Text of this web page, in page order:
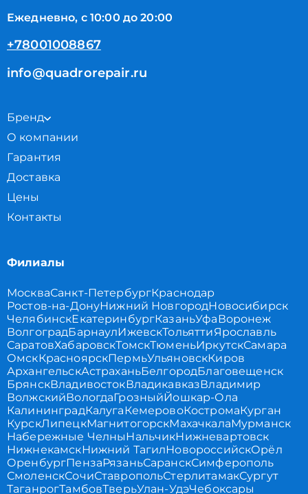
Ежедневно, с 10:00 до 20:00
+78001008867
info@quadrorepair.ru
Бренд
О компании
Гарантия
Доставка
Цены
Контакты
Филиалы
МоскваСанкт-ПетербургКраснодар
Ростов-на-ДонуНижний НовгородНовосибирск
ЧелябинскЕкатеринбургКазаньУфаВоронеж
ВолгоградБарнаулИжевскТольяттиЯрославль
СаратовХабаровскТомскТюменьИркутскСамара
ОмскКрасноярскПермьУльяновскКиров
АрхангельскАстраханьБелгородБлаговещенск
БрянскВладивостокВладикавказВладимир
ВолжскийВологдаГрозныйЙошкар-Ола
КалининградКалугаКемеровоКостромаКурган
КурскЛипецкМагнитогорскМахачкалаМурманск
Набережные ЧелныНальчикНижневартовск
НижнекамскНижний ТагилНовороссийскОрёл
ОренбургПензаРязаньСаранскСимферополь
СмоленскСочиСтавропольСтерлитамакСургут
ТаганрогТамбовТверьУлан-УдэЧебоксары